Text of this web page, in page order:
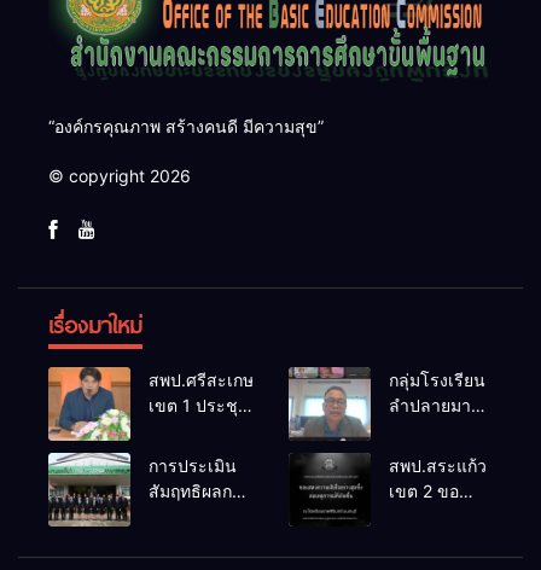
“องค์กรคุณภาพ สร้างคนดี มีความสุข”
© copyright 2026
เรื่องมาใหม่
สพป.ศรีสะเกษ
เขต 1 ประชุม
จัดการ
แข่งขันงาน
ศิลปหัตถกรรม
74 ปีการ
กลุ่มโรงเรียน
ลำปลายมาศ
เคลื่อน RT,
NT, O-NET
การประเมิน
สัมฤทธิผลการ
สพป.สระแก้ว
เขต 2 ขอ